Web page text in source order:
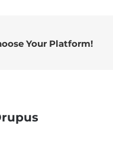
Your Platform!